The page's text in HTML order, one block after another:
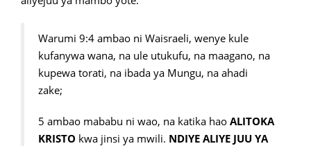
Warumi 9:4 ambao ni Waisraeli, wenye kule
kufanywa wana, na ule utukufu, na maagano, na
kupewa torati, na ibada ya Mungu, na ahadi
zake;
5 ambao mababu ni wao, na katika hao ALITOKA
KRISTO kwa jinsi ya mwili. NDIYE ALIYE JUU YA